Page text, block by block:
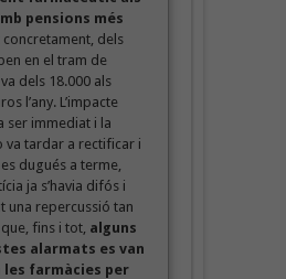
pensions més
concretament, dels
en el tram de
dels 18.000 als
l’any. L’impacte
ser immediat i la
va tardar a rectificar i
dugués a terme,
ja s’havia difós i
una repercussió tan
fins i tot, alguns
alarmats es van
les farmàcies per